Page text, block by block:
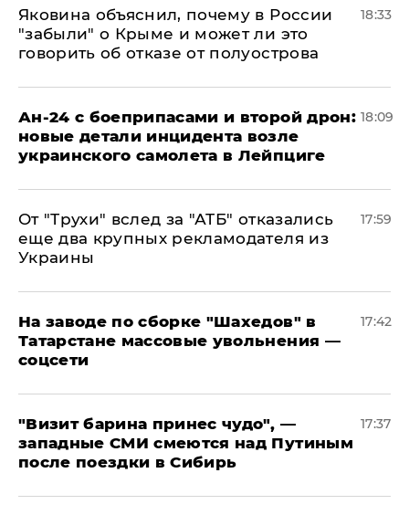
Яковина объяснил, почему в России
"забыли" о Крыме и может ли это
говорить об отказе от полуострова
18:33
Ан-24 с боеприпасами и второй дрон:
новые детали инцидента возле
украинского самолета в Лейпциге
18:09
От "Трухи" вслед за "АТБ" отказались
еще два крупных рекламодателя из
Украины
17:59
На заводе по сборке "Шахедов" в
Татарстане массовые увольнения —
соцсети
17:42
"Визит барина принес чудо", —
западные СМИ смеются над Путиным
после поездки в Сибирь
17:37